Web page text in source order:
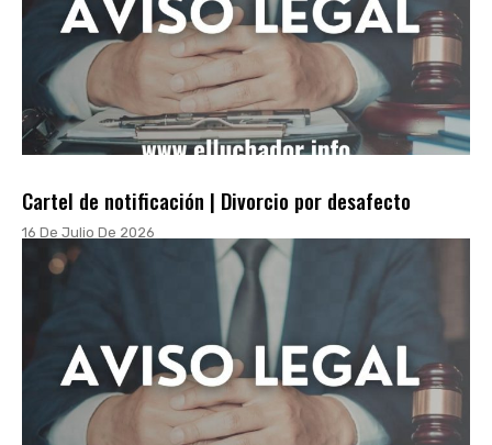
Cartel de notificación | Divorcio por desafecto
16 De Julio De 2026